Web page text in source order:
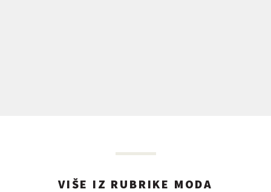
VIŠE IZ RUBRIKE MODA